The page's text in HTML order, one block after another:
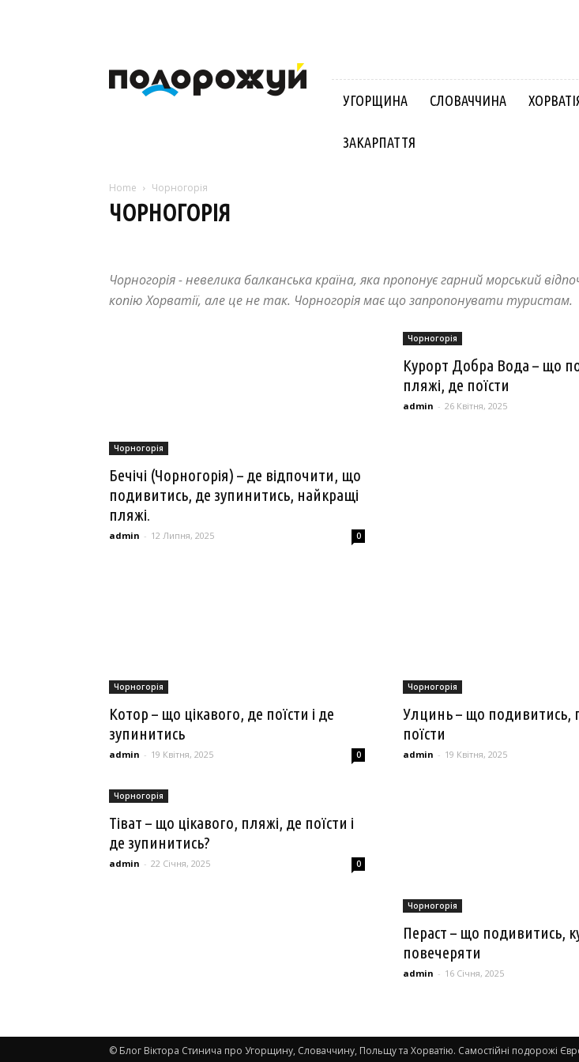
Стинича
та
УГОРЩИНА СЛОВАЧЧИНА
ЗАКАРПАТТЯ
Home Чорногорія
ЧОРНОГОРІЯ
Чорногорія - невелика балканська країна, яка пропонує гарний морський
копію Хорватії, але це не так. Чорногорія має що запропонувати туристам.
Чорногорія
Бечічі (Чорногорія) – де відпочити, що
подивитись, де зупинитись, найкращі
пляжі.
admin - 12 Липня, 2025 0
Чорногорія
Курорт Добра Вода – що
пляжі, де поїсти
admin - 26 Квітня, 2025
Чорногорія
Котор – що цікавого, де поїсти і де
зупинитись
admin - 19 Квітня, 2025 0
Чорногорія
Улцинь – що подивитись,
поїсти
admin - 19 Квітня, 2025
Чорногорія
Тіват – що цікавого, пляжі, де поїсти і
де зупинитись?
admin - 22 Січня, 2025 0
Чорногорія
Пераст – що подивитись,
повечеряти
admin - 16 Січня, 2025
© Блог Віктора Стинича про Угорщину, Словаччину, Польщу та Хорватію. Самостійні подорожі